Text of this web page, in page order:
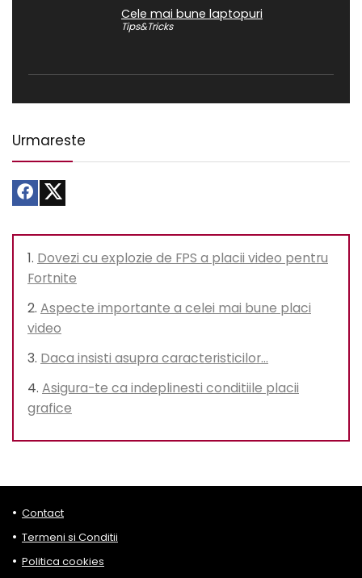
Cele mai bune laptopuri
Tips&Tricks
Urmareste
Dovezi cu explozie de FPS a placii video pentru
Fortnite
Aspecte importante a celei mai bune placi
video
Daca insisti asupra caracteristicilor…
Asigura-te ca indeplinesti conditiile placii
grafice
Contact
Termeni si Conditii
Politica cookies